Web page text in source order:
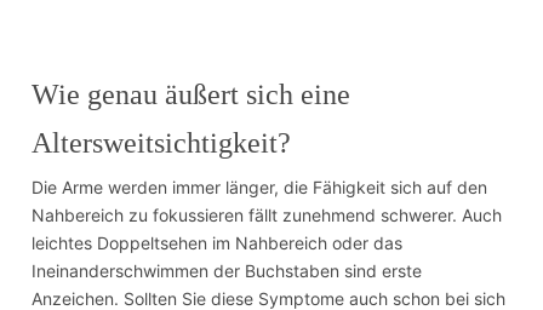
Wie genau äußert sich eine
Altersweitsichtigkeit?
Die Arme werden immer länger, die Fähigkeit sich auf den
Nahbereich zu fokussieren fällt zunehmend schwerer. Auch
leichtes Doppeltsehen im Nahbereich oder das
Ineinanderschwimmen der Buchstaben sind erste
Anzeichen. Sollten Sie diese Symptome auch schon bei sich